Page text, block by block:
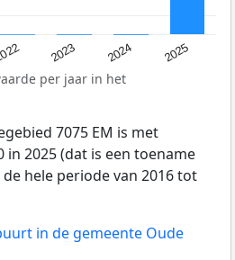
2023 2024 2025
per jaar in het
7075 EM is met
in 2025 (dat is een toename
hele periode van 2016 tot
in de gemeente Oude